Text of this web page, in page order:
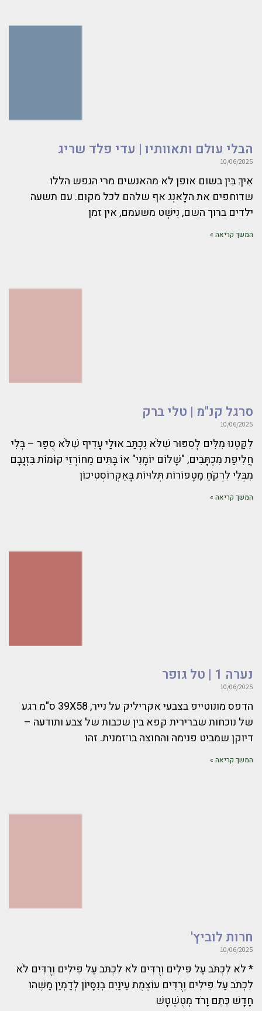
הבלי עולם ותאוותיו | עדי פלד שריג
10/06/2025
אִיךְ בִּין בשום אופן לא מהאנשים מרי הנפש הללו
שדוחפים את הלָאנְג אף שלהם לכל מקום. עם תשעה
ילדים ברוך השם, נִישְׁט משעמם, אין זמן
המשך קריאה »
סרגל קנ"מ | טלי ברק
10/06/2025
לִקַּטְנוּ מִלִּים לְסִפּוּר שֶׁלֹּא נִכְתַּב אוּלַי עָדִיף שֶׁלֹּא סֻפַּר – בְּלִי
חֲלִיפַת מִכְתָּבִים, "שָׁלוֹם יוֹמָנִי" אוֹ בָּתִּים מֵחוֹרְזֵי קוֹמוֹת בִּזְנָבָם
מִבְּלִי לִרְקֹחַ מֶטָפוֹרוֹת תְּלוּיוֹת בָּאַקְרוֹסְטִיכוֹן
המשך קריאה »
נערה 1 | טל גופר
10/06/2025
הדפס מונוטייפ בצבעי אקריליק על נייר, 39X58 ס"מ רגע
של נוכחות שברירית קפא בין שכבות של צבע ותודעה –
דיוקן שמביט פנימה והחוצה בו־זמנית. זהו
המשך קריאה »
חרות לוביץ'
10/06/2025
* לֹא לִכְתֹּב עַל פִּילִים וְרֻדִּים לֹא לִכְתֹּב עַל פִּילִים וְרֻדִּים לֹא
לִכְתֹּב עַל פִּילִים וְרֻדִּים עוֹצֶמֶת עֵינַיִם בְּנִסָּיוֹן לְדַמְיֵן מַשֶּׁהוּ
חָדָשׁ כֶּתֶם וָרֹד מְטֻשְׁטָשׁ